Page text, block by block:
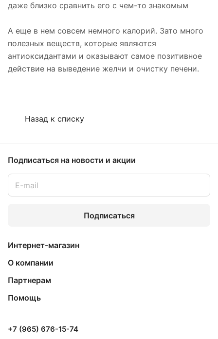
даже близко сравнить его с чем-то знакомым
А еще в нем совсем немного калорий. Зато много
полезных веществ, которые являются
антиоксидантами и оказывают самое позитивное
действие на выведение желчи и очистку печени.
Назад к списку
Подписаться на новости и акции
Подписаться
Интернет-магазин
О компании
Партнерам
Помощь
+7 (965) 676-15-74